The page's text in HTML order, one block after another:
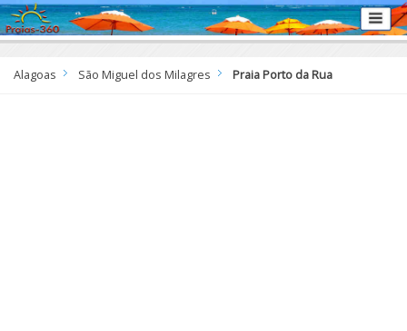
Alagoas São Miguel dos Milagres Praia Porto da Rua